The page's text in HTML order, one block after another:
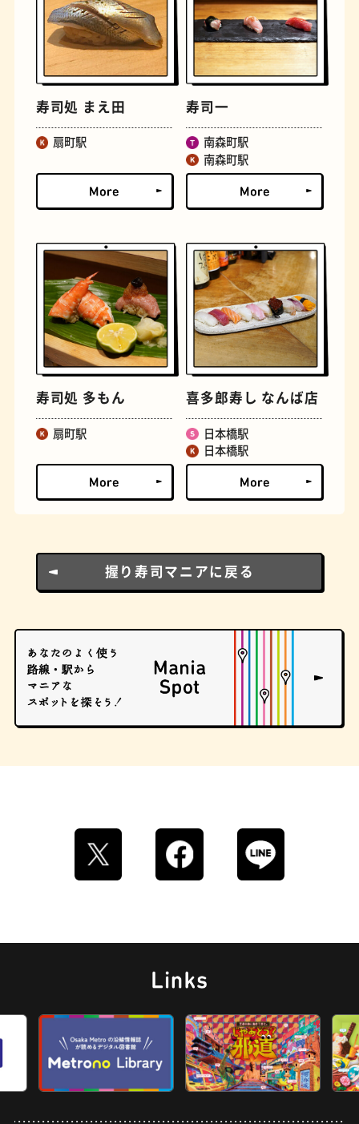
文房具 おにぎり
とうふ 床
おでん
寿司処 まえ田
扇町駅
寿司一
南森町駅
南森町駅
寿司処 多もん
扇町駅
喜多郎寿し なんば店
日本橋駅
日本橋駅
握り寿司マニアに戻る